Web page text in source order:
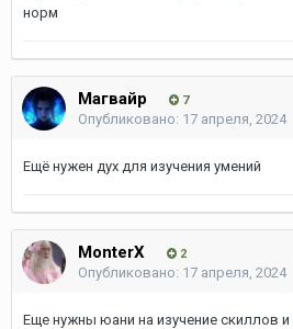
норм
Магвайр 7
Опубликовано: 17 апреля, 2024
Ещё нужен дух для изучения умений
MonterX 2
Опубликовано: 17 апреля, 2024
Еще нужны юани на изучение скиллов и